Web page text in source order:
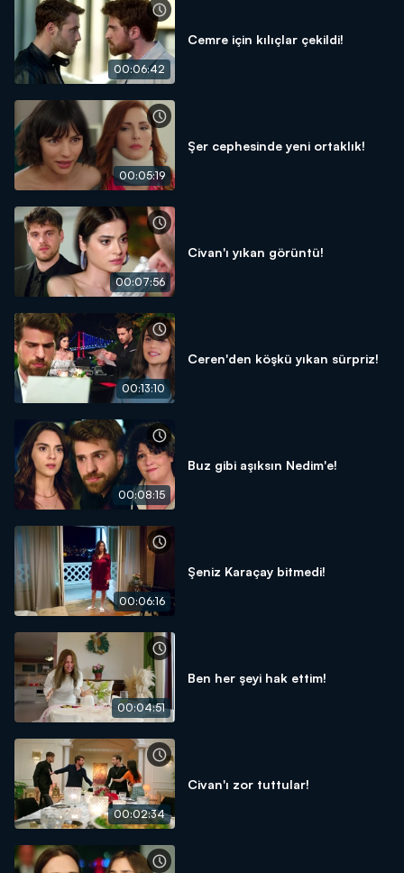
00:06:42
Cemre için kılıçlar çekildi!
00:05:19
Şer cephesinde yeni ortaklık!
00:07:56
Civan'ı yıkan görüntü!
00:13:10
Ceren'den köşkü yıkan sürpriz!
00:08:15
Buz gibi aşıksın Nedim'e!
00:06:16
Şeniz Karaçay bitmedi!
00:04:51
Ben her şeyi hak ettim!
00:02:34
Civan'ı zor tuttular!